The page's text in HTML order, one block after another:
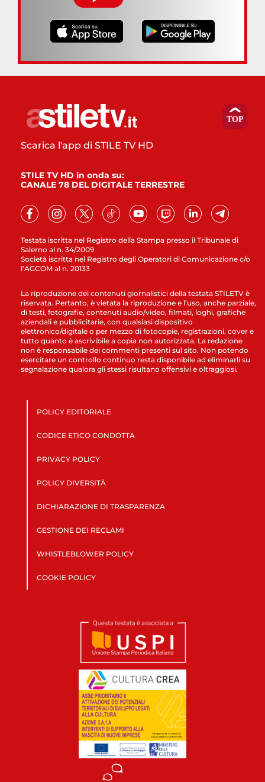
Testata iscritta nel Registro della Stampa presso il Tribunale di
Salerno al n. 34/2009
Società iscritta nel Registro degli Operatori di Comunicazione c/o
l’AGCOM al n. 20133
Scarica l'app di STILE TV HD
STILE TV HD in onda su:
CANALE 78 DEL DIGITALE TERRESTRE
La riproduzione dei contenuti giornalistici della testata STILETV è
riservata. Pertanto, è vietata la riproduzione e l’uso, anche parziale,
di testi, fotografie, contenuti audio/video, filmati, loghi, grafiche
aziendali e pubblicitarie, con qualsiasi dispositivo
elettronico/digitale o per mezzo di fotocopie, registrazioni, cover e
tutto quanto è ascrivibile a copia non autorizzata. La redazione
non è responsabile dei commenti presenti sul sito. Non potendo
esercitare un controllo continuo resta disponibile ad eliminarli su
segnalazione qualora gli stessi risultano offensivi e oltraggiosi.
POLICY EDITORIALE
CODICE ETICO CONDOTTA
PRIVACY POLICY
POLICY DIVERSITÀ
DICHIARAZIONE DI TRASPARENZA
GESTIONE DEI RECLAMI
WHISTLEBLOWER POLICY
COOKIE POLICY